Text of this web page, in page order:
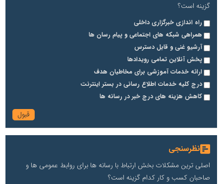
گزینه است؟
راه اندازی خبرگزاری داخلی
همراهی شبکه های اجتماعی و پیام رسان ها
آرشیو غنی و قابل دسترس
پخش آنلاین تمامی رویدادها
ارائه خدمات آموزشی برای مخاطیان هدف
درج کلیه خدمات اطلاع رسانی در بستر اینترنت
کاهش هزینه های درج خبر در رسانه ها
نظرسنجی
اصلی ترین مشکلات بخش ارتباط با رسانه ها برای روابط عمومی ها و
صاحبان کسب و کار کدام گزینه است؟